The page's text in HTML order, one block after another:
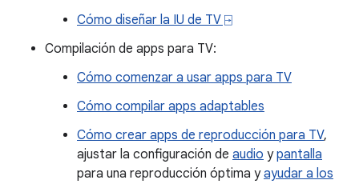
Cómo diseñar la IU de TV ⍈
Compilación de apps para TV:
Cómo comenzar a usar apps para TV
Cómo compilar apps adaptables
Cómo crear apps de reproducción para TV,
ajustar la configuración de audio ypantalla
para una reproducción óptima yayudar a los